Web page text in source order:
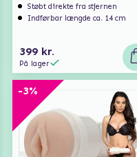
Støbt direkte fra stjernen
Indførbar længde ca. 14 cm
399 kr.
På lager
-3%